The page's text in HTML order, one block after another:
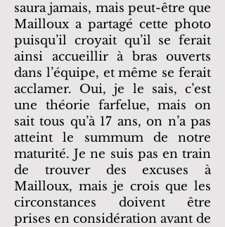
saura jamais, mais peut-être que
Mailloux a partagé cette photo
puisqu’il croyait qu’il se ferait
ainsi accueillir à bras ouverts
dans l’équipe, et même se ferait
acclamer. Oui, je le sais, c’est
une théorie farfelue, mais on
sait tous qu’à 17 ans, on n’a pas
atteint le summum de notre
maturité. Je ne suis pas en train
de trouver des excuses à
Mailloux, mais je crois que les
circonstances doivent être
prises en considération avant de